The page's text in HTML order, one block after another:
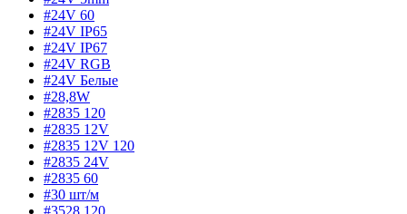
#24V 60
#24V IP65
#24V IP67
#24V RGB
#24V Белые
#28,8W
#2835 120
#2835 12V
#2835 12V 120
#2835 24V
#2835 60
#30 шт/м